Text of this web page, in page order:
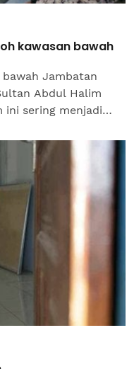
kawasan bawah
bawah Jambatan
Abdul Halim
ini sering menjadi